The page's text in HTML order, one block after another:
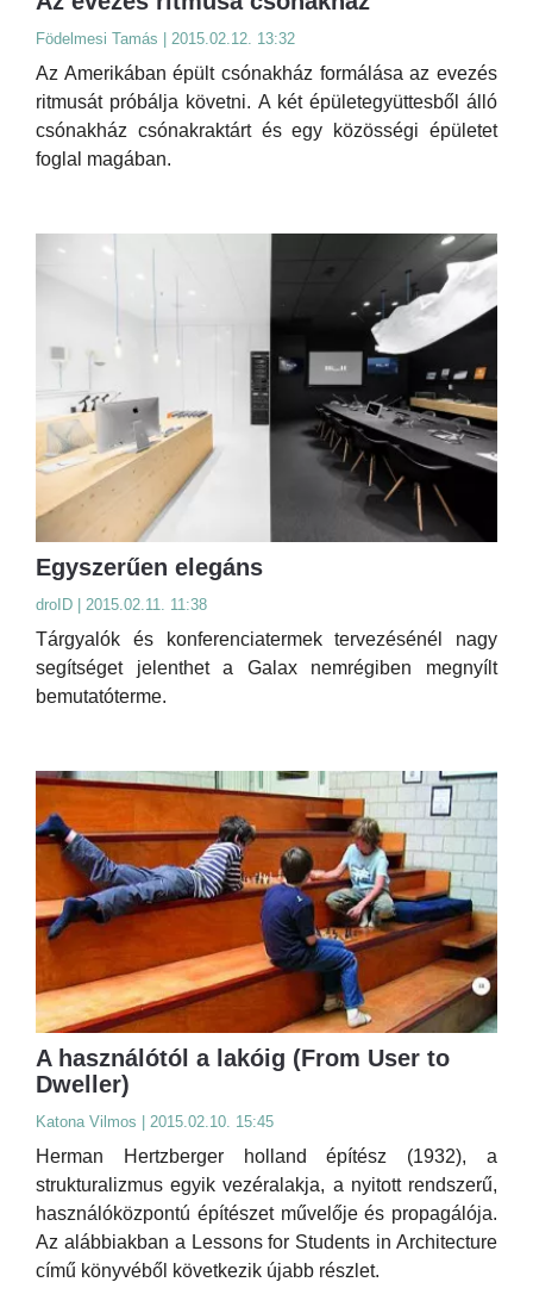
Födelmesi Tamás | 2015.02.12. 13:32
Az Amerikában épült csónakház formálása az evezés
ritmusát próbálja követni. A két épületegyüttesből álló
csónakház csónakraktárt és egy közösségi épületet
foglal magában.
Egyszerűen elegáns
droID | 2015.02.11. 11:38
Tárgyalók és konferenciatermek tervezésénél nagy
segítséget jelenthet a Galax nemrégiben megnyílt
bemutatóterme.
A használótól a lakóig (From User to
Dweller)
Katona Vilmos | 2015.02.10. 15:45
Herman Hertzberger holland építész (1932), a
strukturalizmus egyik vezéralakja, a nyitott rendszerű,
használóközpontú építészet művelője és propagálója.
Az alábbiakban a Lessons for Students in Architecture
című könyvéből következik újabb részlet.